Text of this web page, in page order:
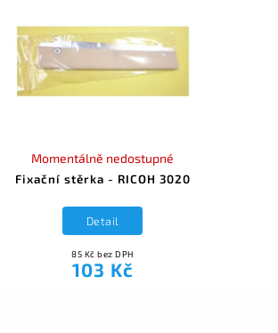
Fixační stěrka - RICOH 3020
Momentálně nedostupné
85 Kč bez DPH
103 Kč
Detail